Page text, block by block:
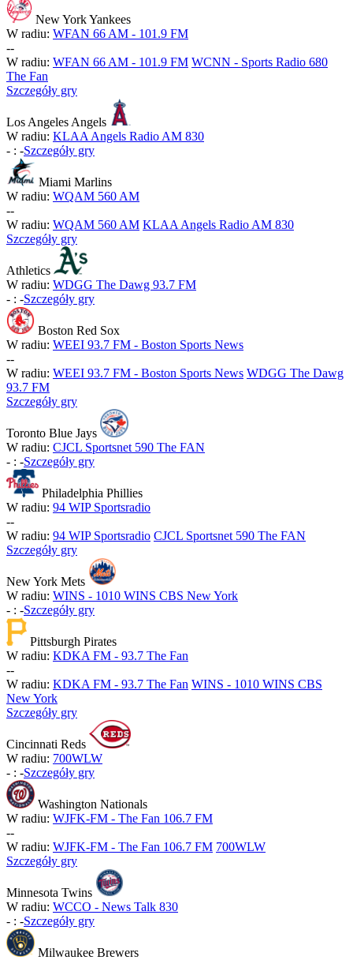
New York Yankees
W radiu: WFAN 66 AM - 101.9 FM
--
W radiu: WFAN 66 AM - 101.9 FM WCNN - Sports Radio 680
The Fan
Szczegóły gry
Los Angeles Angels
W radiu: KLAA Angels Radio AM 830
- : -Szczegóły gry
Miami Marlins
W radiu: WQAM 560 AM
--
W radiu: WQAM 560 AM KLAA Angels Radio AM 830
Szczegóły gry
Athletics
W radiu: WDGG The Dawg 93.7 FM
- : -Szczegóły gry
Boston Red Sox
W radiu: WEEI 93.7 FM - Boston Sports News
--
W radiu: WEEI 93.7 FM - Boston Sports News WDGG The Dawg
93.7 FM
Szczegóły gry
Toronto Blue Jays
W radiu: CJCL Sportsnet 590 The FAN
- : -Szczegóły gry
Philadelphia Phillies
W radiu: 94 WIP Sportsradio
--
W radiu: 94 WIP Sportsradio CJCL Sportsnet 590 The FAN
Szczegóły gry
New York Mets
W radiu: WINS - 1010 WINS CBS New York
- : -Szczegóły gry
Pittsburgh Pirates
W radiu: KDKA FM - 93.7 The Fan
--
W radiu: KDKA FM - 93.7 The Fan WINS - 1010 WINS CBS
New York
Szczegóły gry
Cincinnati Reds
W radiu: 700WLW
- : -Szczegóły gry
Washington Nationals
W radiu: WJFK-FM - The Fan 106.7 FM
--
W radiu: WJFK-FM - The Fan 106.7 FM 700WLW
Szczegóły gry
Minnesota Twins
W radiu: WCCO - News Talk 830
- : -Szczegóły gry
Milwaukee Brewers